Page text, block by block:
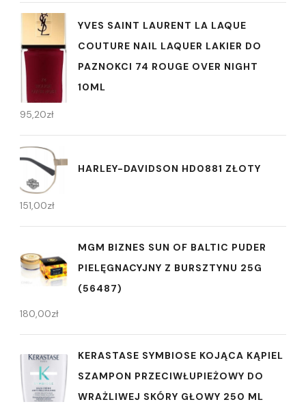
YVES SAINT LAURENT LA LAQUE
COUTURE NAIL LAQUER LAKIER DO
PAZNOKCI 74 ROUGE OVER NIGHT
10ML
95,20zł
HARLEY-DAVIDSON HD0881 ZŁOTY
151,00zł
MGM BIZNES SUN OF BALTIC PUDER
PIELĘGNACYJNY Z BURSZTYNU 25G
(56487)
180,00zł
KERASTASE SYMBIOSE KOJĄCA KĄPIEL
SZAMPON PRZECIWŁUPIEŻOWY DO
WRAŻLIWEJ SKÓRY GŁOWY 250 ML